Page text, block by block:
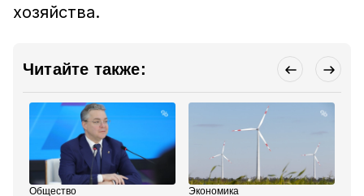
хозяйства.
Читайте также:
Общество Экономика